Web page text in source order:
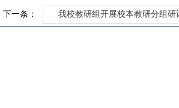
下一条： 我校教研组开展校本教研分组研